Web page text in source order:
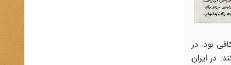
بود. در
در ایران